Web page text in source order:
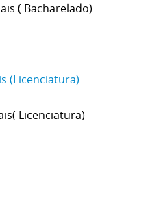
( Bacharelado)
(Licenciatura)
Licenciatura)